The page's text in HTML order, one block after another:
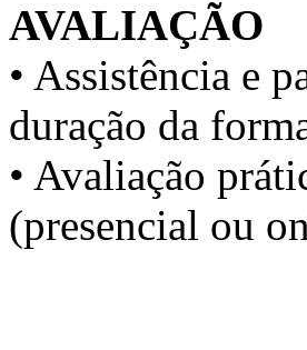
AVALIAÇÃO
• Assistência e
duração da
• Avaliação
(presencial ou